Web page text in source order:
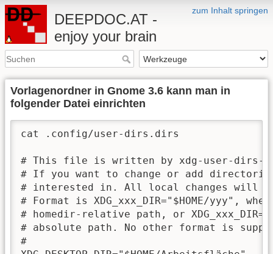
zum Inhalt springen
DEEPDOC.AT -
enjoy your brain
Vorlagenordner in Gnome 3.6 kann man in
folgender Datei einrichten
cat .config/user-dirs.dirs
# This file is written by xdg-user-dirs-
# If you want to change or add
# interested in. All local changes will
# Format is XDG_xxx_DIR="$HOME/yyy",
# homedir-relative path, or
# absolute path. No other format is
#